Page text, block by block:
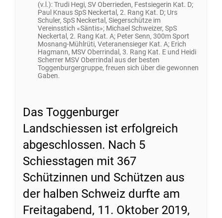
(v.l.): Trudi Hegi, SV Oberrieden, Festsiegerin Kat. D;
Paul Knaus SpS Neckertal, 2. Rang Kat. D; Urs
Schuler, SpS Neckertal, Siegerschütze im
Vereinsstich «Säntis»; Michael Schweizer, SpS
Neckertal, 2. Rang Kat. A; Peter Senn, 300m Sport
Mosnang-Mühlrüti, Veteranensieger Kat. A; Erich
Hagmann, MSV Oberrindal, 3. Rang Kat. E und Heidi
Scherrer MSV Oberrindal aus der besten
Toggenburgergruppe, freuen sich über die gewonnen
Gaben.
Das Toggenburger
Landschiessen ist erfolgreich
abgeschlossen. Nach 5
Schiesstagen mit 367
Schützinnen und Schützen aus
der halben Schweiz durfte am
Freitagabend, 11. Oktober 2019,